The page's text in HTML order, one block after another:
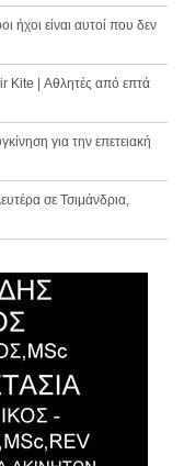
ήχοι είναι αυτοί που δεν
Kite | Αθλητές από επτά
για την επετειακή
σε Τσιμάνδρια,